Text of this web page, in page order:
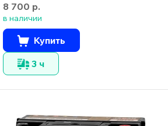
8 700 р.
в наличии
Купить
3 ч